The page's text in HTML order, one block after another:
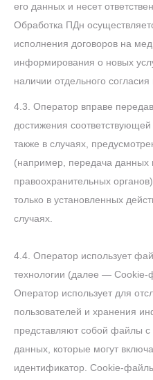
его данных и несет
Обработка ПДн
исполнения договоров на
информирования о новых
наличии отдельного
4.3. Оператор вправе
достижения
также в случаях,
(например, передача данных
правоохранительных
только в установленных
случаях.
4.4. Оператор использует
технологии (далее —
Оператор использует для
пользователей и хранения
представляют собой файлы
данных, которые могут
идентификатор. Cookie-